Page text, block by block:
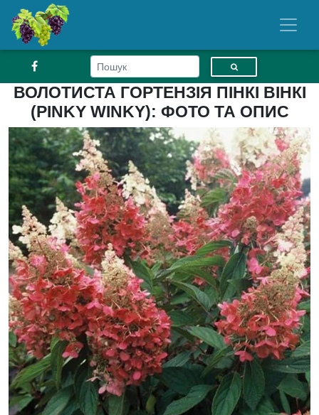
ВОЛОТИСТА ГОРТЕНЗІЯ ПІНКІ ВІНКІ
(PINKY WINKY): ФОТО ТА ОПИС